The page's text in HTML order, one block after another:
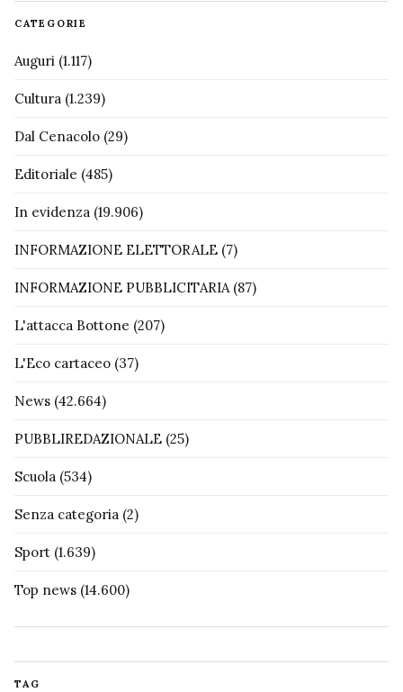
CATEGORIE
Auguri (1.117)
Cultura (1.239)
Dal Cenacolo (29)
Editoriale (485)
In evidenza (19.906)
INFORMAZIONE ELETTORALE (7)
INFORMAZIONE PUBBLICITARIA(87)
L'attacca Bottone (207)
L'Eco cartaceo (37)
News (42.664)
PUBBLIREDAZIONALE (25)
Scuola (534)
Senza categoria (2)
Sport (1.639)
Top news (14.600)
TAG